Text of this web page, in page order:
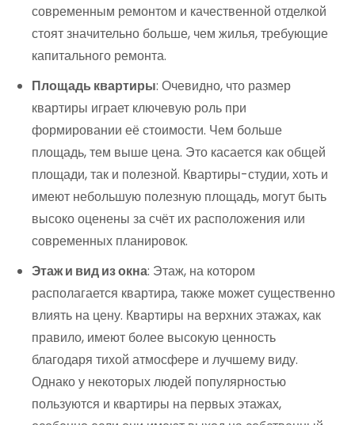
современным ремонтом и качественной отделкой
стоят значительно больше, чем жилья, требующие
капитального ремонта.
Площадь квартиры: Очевидно, что размер
квартиры играет ключевую роль при
формировании её стоимости. Чем больше
площадь, тем выше цена. Это касается как общей
площади, так и полезной. Квартиры-студии, хоть и
имеют небольшую полезную площадь, могут быть
высоко оценены за счёт их расположения или
современных планировок.
Этаж и вид из окна: Этаж, на котором
располагается квартира, также может существенно
влиять на цену. Квартиры на верхних этажах, как
правило, имеют более высокую ценность
благодаря тихой атмосфере и лучшему виду.
Однако у некоторых людей популярностью
пользуются и квартиры на первых этажах,